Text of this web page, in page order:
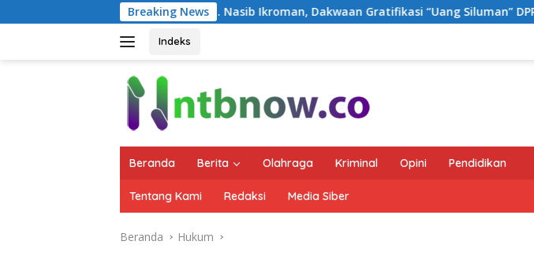
ke
Breaking News
Vonis Bebas M. Nasib Ikroman, Dakwaan Gratifikasi “Uang Siluman” DPRD NTB Kandas di
Indeks
Beranda Berita Olahraga Kriminal Opini Pendidikan
Tentang Kami Redaksi Media Siber
Beranda Hukum